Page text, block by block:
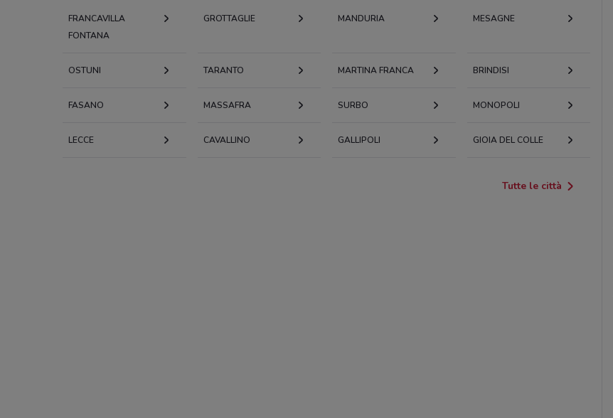
FRANCAVILLA
FONTANA
GROTTAGLIE MANDURIA MESAGNE
OSTUNI TARANTO MARTINA FRANCA BRINDISI
FASANO MASSAFRA SURBO MONOPOLI
LECCE CAVALLINO GALLIPOLI GIOIA DEL COLLE
Tutte le città